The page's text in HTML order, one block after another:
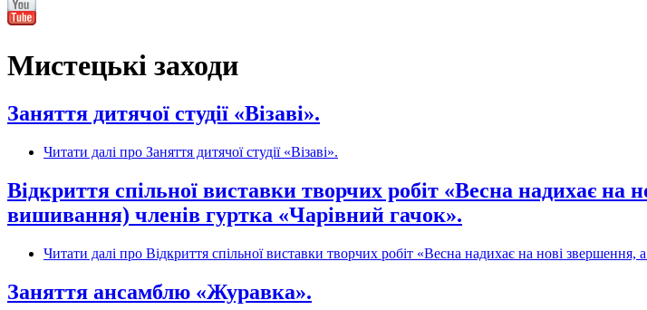
Мистецькі заходи
Заняття дитячої студії «Візаві».
Читати далі про Заняття дитячої студії «Візаві».
Відкриття спільної виставки творчих робіт «Весна надихає
вишивання) членів гуртка «Чарівний гачок».
Читати далі про Відкриття спільної виставки творчих робіт «Весна надихає на нові
Заняття ансамблю «Журавка».